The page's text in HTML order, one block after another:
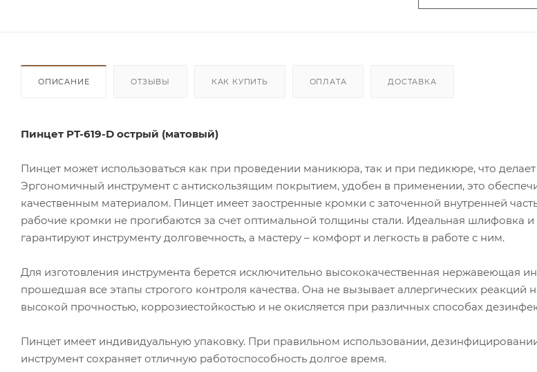
ОПИСАНИЕ ОТЗЫВЫ КАК КУПИТЬ ОПЛАТА ДОСТАВКА
Пинцет PT-619-D острый (матовый)
Пинцет может использоваться как при проведении маникюра, так и при педикюре, что
Эргономичный инструмент с антискользящим покрытием, удобен в применении, это
качественным материалом. Пинцет имеет заостренные кромки с заточенной внутренней
рабочие кромки не прогибаются за счет оптимальной толщины стали. Идеальная шлифовка
гарантируют инструменту долговечность, а мастеру – комфорт и легкость в работе с ним.
Для изготовления инструмента берется исключительно высококачественная нержавеющая
прошедшая все этапы строгого контроля качества. Она не вызывает аллергических реакций
высокой прочностью, коррозиестойкостью и не окисляется при различных способах
Пинцет имеет индивидуальную упаковку. При правильном использовании,
инструмент сохраняет отличную работоспособность долгое время.